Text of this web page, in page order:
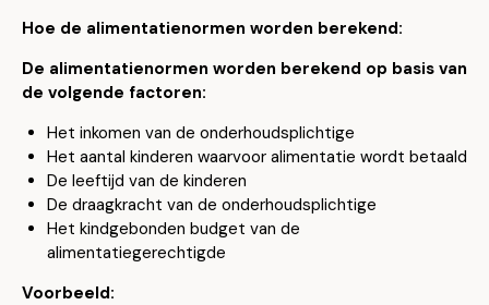
Hoe de alimentatienormen worden berekend:
De alimentatienormen worden berekend op basis van
de volgende factoren:
Het inkomen van de onderhoudsplichtige
Het aantal kinderen waarvoor alimentatie wordt betaald
De leeftijd van de kinderen
De draagkracht van de onderhoudsplichtige
Het kindgebonden budget van de
alimentatiegerechtigde
Voorbeeld: